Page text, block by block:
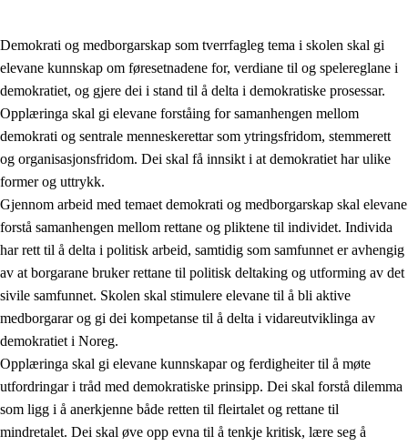
2. Prinsipp for læring, utvikling og danning
2.1 Sosial læring og utvikling
2.2 Kompetanse i faga
2.3 Grunnleggjande ferdigheiter
2.4 Å lære å lære
Tverrfaglege tema
2.5 Tverrfaglege tema
Demokrati og medborgarskap som tverrfagleg tema i skolen skal gi
elevane kunnskap om føresetnadene for, verdiane til og spelereglane i
demokratiet, og gjere dei i stand til å delta i demokratiske prosessar.
Opplæringa skal gi elevane forståing for samanhengen mellom
demokrati og sentrale menneskerettar som ytringsfridom, stemmerett
og organisasjonsfridom. Dei skal få innsikt i at demokratiet har ulike
former og uttrykk.
Gjennom arbeid med temaet demokrati og medborgarskap skal elevane
forstå samanhengen mellom rettane og pliktene til individet. Individa
har rett til å delta i politisk arbeid, samtidig som samfunnet er avhengig
av at borgarane bruker rettane til politisk deltaking og utforming av det
sivile samfunnet. Skolen skal stimulere elevane til å bli aktive
medborgarar og gi dei kompetanse til å delta i vidareutviklinga av
demokratiet i Noreg.
Opplæringa skal gi elevane kunnskapar og ferdigheiter til å møte
utfordringar i tråd med demokratiske prinsipp. Dei skal forstå dilemma
som ligg i å anerkjenne både retten til fleirtalet og rettane til
mindretalet. Dei skal øve opp evna til å tenkje kritisk, lære seg å